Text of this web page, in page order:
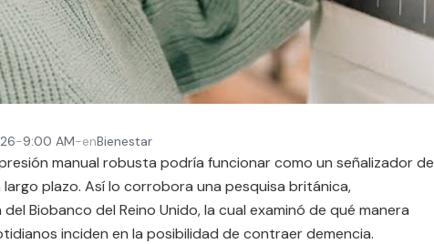
-9:00 AM-enBienestar
manual robusta podría funcionar como un señalizador de
plazo. Así lo corrobora una pesquisa británica,
Biobanco del Reino Unido, la cual examinó de qué manera
inciden en la posibilidad de contraer demencia.